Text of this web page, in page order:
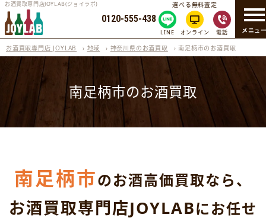
メニュ
お酒買取専門店JOYLAB(ジョイラボ)
0120-555-438
選べる無料査定
LINE オンライン 電話
お酒買取専門店 JOYLAB › 地域 › 神奈川県のお酒買取 ›南足柄市のお酒買取
南足柄市のお酒買取
南足柄市のお酒高価買取なら、
お酒買取専門店JOYLABにお任せ